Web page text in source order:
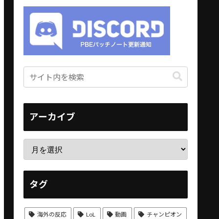
アーカイブ
タグ
海外の反応 LoL 動画 チャンピオン